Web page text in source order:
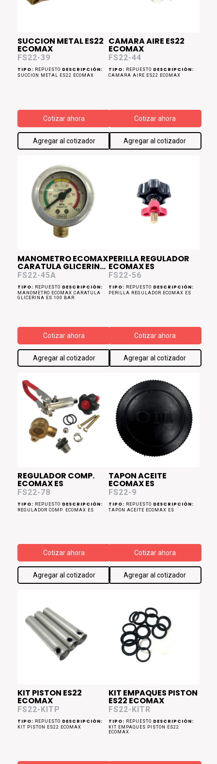
SUCCION METAL ES22
ECOMAX
FS22-39
TIPO: REPUESTO DESCRIPCIÓN:
SUCCION METAL ES22 ECOMAX
Cotizar ahora
Agregar al cotizador
CAMARA AIRE ES22
ECOMAX
FS22-44
TIPO: REPUESTO DESCRIPCIÓN:
CAMARA AIRE ES22 ECOMAX
Cotizar ahora
Agregar al cotizador
MANOMETRO ECOMAX
CARATULA GLICERINA
ES 100 bar
FS22-45A
TIPO: REPUESTO DESCRIPCIÓN:
MANOMETRO ECOMAX CARATULA
GLICERINA ES 100 BAR
Cotizar ahora
Agregar al cotizador
PERILLA REGULADOR
ECOMAX ES
FS22-56
TIPO: REPUESTO DESCRIPCIÓN:
PERILLA REGULADOR ECOMAX ES
Cotizar ahora
Agregar al cotizador
REGULADOR COMP.
ECOMAX ES
FS22-78
TIPO: REPUESTO DESCRIPCIÓN:
REGULADOR COMP. ECOMAX ES
Cotizar ahora
Agregar al cotizador
TAPON ACEITE
ECOMAX ES
FS22-9
TIPO: REPUESTO DESCRIPCIÓN:
TAPON ACEITE ECOMAX ES
Cotizar ahora
Agregar al cotizador
KIT PISTON ES22
ECOMAX
FS22-KITP
TIPO: REPUESTO DESCRIPCIÓN:
KIT PISTON ES22 ECOMAX
KIT EMPAQUES PISTON
ES22 ECOMAX
FS22-KITR
TIPO: REPUESTO DESCRIPCIÓN:
KIT EMPAQUES PISTON ES22
ECOMAX